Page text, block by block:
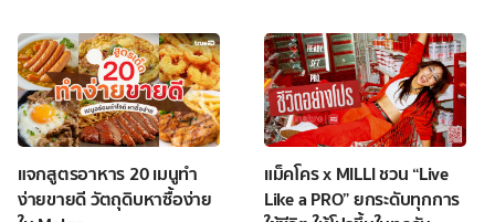
แจกสูตรอาหาร 20 เมนูทำ
ง่ายขายดี วัตถุดิบหาซื้อง่าย
แม็คโคร x MILLI ชวน “Live
Like a PRO” ยกระดับทุกการ